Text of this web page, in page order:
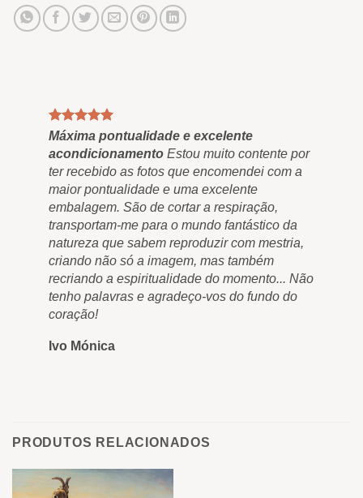
Máxima pontualidade e excelente
acondicionamento Estou muito contente por
ter recebido as fotos que encomendei com a
maior pontualidade e uma excelente
embalagem. São de cortar a respiração,
transportam-me para o mundo fantástico da
natureza que sabem reproduzir com mestria,
criando não só a imagem, mas também
recriando a espiritualidade do momento... Não
tenho palavras e agradeço-vos do fundo do
coração!
Ivo Mónica
PRODUTOS RELACIONADOS